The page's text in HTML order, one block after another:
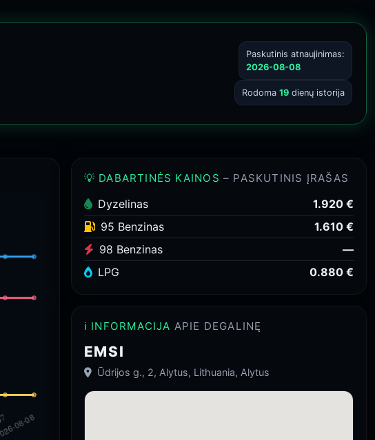
Paskutinis atnaujinimas:
2026-08-08
Rodoma 19 dienų istorija
💡 DABARTINĖS KAINOS – PASKUTINIS ĮRAŠAS
Dyzelinas
1.920 €
95 Benzinas
1.610 €
98 Benzinas
—
LPG
0.880 €
ℹ️ INFORMACIJA APIE DEGALINĘ
EMSI
Ūdrijos g., 2, Alytus, Lithuania, Alytus